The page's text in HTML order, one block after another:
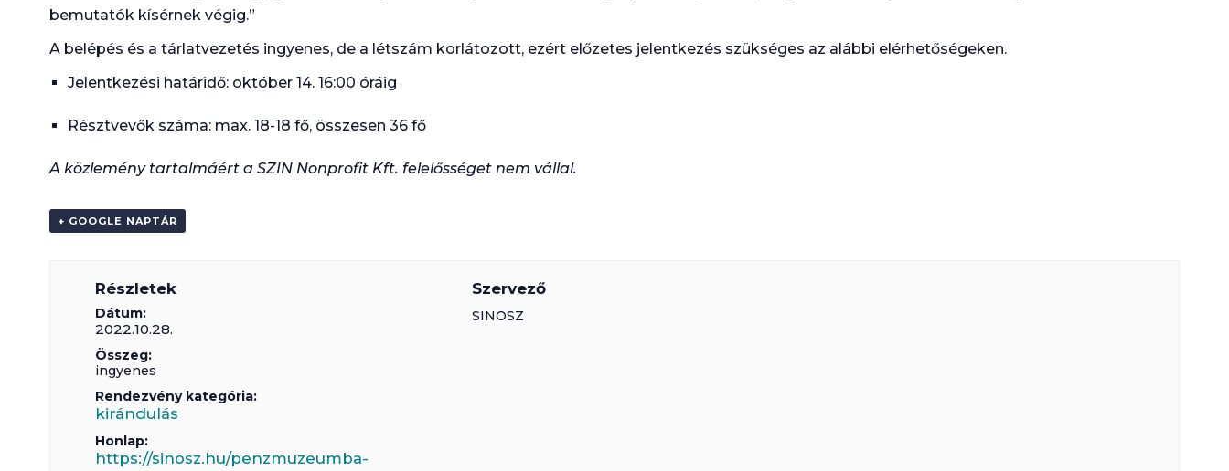
bemutatók kísérnek végig.”
A belépés és a tárlatvezetés ingyenes, de a létszám korlátozott, ezért előzetes jelentkezés szükséges az alábbi elérhetőségeken.
Jelentkezési határidő: október 14. 16:00 óráig
Résztvevők száma: max. 18-18 fő, összesen 36 fő
A közlemény tartalmáért a SZIN Nonprofit Kft. felelősséget nem vállal.
+ GOOGLE NAPTÁR
Részletek
Dátum:
2022.10.28.
Összeg:
ingyenes
Rendezvény kategória:
kirándulás
Honlap:
https://sinosz.hu/penzmuzeumba-
Szervező
SINOSZ